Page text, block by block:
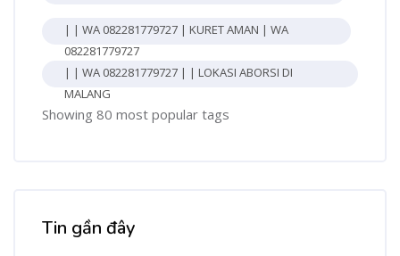
| | WA 082281779727 | KURET AMAN | WA
082281779727
| | WA 082281779727 | | LOKASI ABORSI DI
MALANG
Showing 80 most popular tags
Tin gần đây